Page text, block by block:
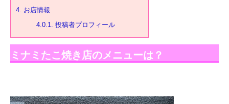
4. お店情報
4.0.1. 投稿者プロフィール
ミナミたこ焼き店のメニューは？